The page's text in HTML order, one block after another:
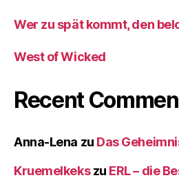
Wer zu spät kommt, den
West of Wicked
Recent
Anna-Lena zu Das
Kruemelkekszu ERL – die